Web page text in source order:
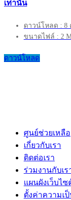
เท่านั้น
ดาวน์โหลด : 8
ขนาดไฟล์ : 2
ดาวน์โหลด
ศูนย์ช่วยเหลือ
เกี่ยวกับเรา
ติดต่อเรา
ร่วมงานกับเร
แผนผังเว็บไซ
ตั้งค่าความเ